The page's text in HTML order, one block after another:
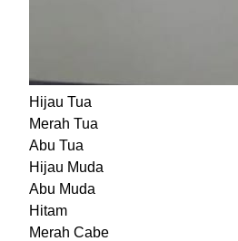
Hijau Tua
Merah Tua
Abu Tua
Hijau Muda
Abu Muda
Hitam
Merah Cabe